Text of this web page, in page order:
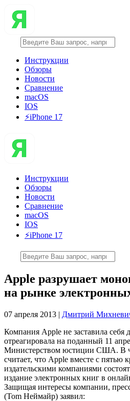
Инструкции
Обзоры
Новости
Сравнение
macOS
IOS
⚡️iPhone 17
Инструкции
Обзоры
Новости
Сравнение
macOS
IOS
⚡️iPhone 17
Apple разрушает
на рынке
07 апреля 2013 | Дмитрий
Компания Apple не заставила себя
отреагировала на поданный 11
Министерством юстиции США. В
считает, что Apple вместе с пятью
издательскими компаниями
издание электронных книг в
Защищая интересы компании,
(Tom Неймайр) заявил: